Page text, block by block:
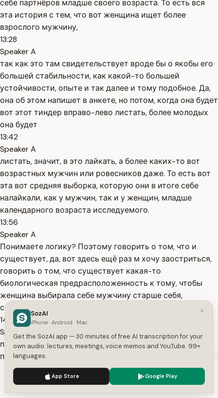
себе партнёров младше своего возраста. То есть вся
эта история с тем, что вот женщина ищет более
взрослого мужчину,
13:28
Speaker A
так как это там свидетельствует вроде бы о якобы его
большей стабильности, как какой-то большей
устойчивости, опыте и так далее и тому подобное. Да,
она об этом напишет в анкете, но потом, когда она будет
вот этот тиндер вправо-лево листать, более молодых
она будет
13:42
Speaker A
листать, значит, в это лайкать, а более каких-то вот
возрастных мужчин или ровесников даже. То есть вот
эта вот средняя выборка, которую они в итоге себе
налайкали, как у мужчин, так и у женщин, младше
календарного возраста исследуемого.
13:56
Speaker A
Понимаете логику? Поэтому говорить о том, что и
существует, да, вот здесь ещё раз м хочу заостриться,
говорить о том, что существует какая-то
биологическая предрасположенность к тому, чтобы
женщина выбирала себе мужчину старше себя,
сомневаюсь. Ну что ж, переходим к
14:09
Speaker A
практическим рекомендациям. Как практикующий
психолог, каждую свою лекцию я заканчиваю
практическими рекомендациями для своих зрителей.
Какие рекомендации у меня для вас будут сегодня?
Первое. Разница в возрасте до 7 лет в психологии не
We use cookies to enhance your experience.
×
SozAI
iPhone · Android · Mac
Get the SozAI app — 30 minutes of free AI transcription for your
own audio: lectures, meetings, voice memos and YouTube. 99+
languages.
App Store Google Play